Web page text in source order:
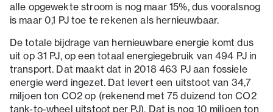
alle opgewekte stroom is nog maar 15%, dus vooralsnog
is maar 0,1 PJ toe te rekenen als hernieuwbaar.
De totale bijdrage van hernieuwbare energie komt dus
uit op 31 PJ, op een totaal energiegebruik van 494 PJ in
transport. Dat maakt dat in 2018 463 PJ aan fossiele
energie werd ingezet. Dat levert een uitstoot van 34,7
miljoen ton CO2 op (rekenend met 75 duizend ton CO2
tank-to-wheel uitstoot per PJ). Dat is nog 10 miljoen ton